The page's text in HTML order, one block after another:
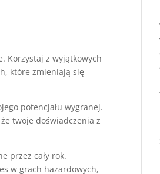
Korzystaj z wyjątkowych
które zmieniają się
potencjału wygranej.
twoje doświadczenia z
przez cały rok.
w grach hazardowych,